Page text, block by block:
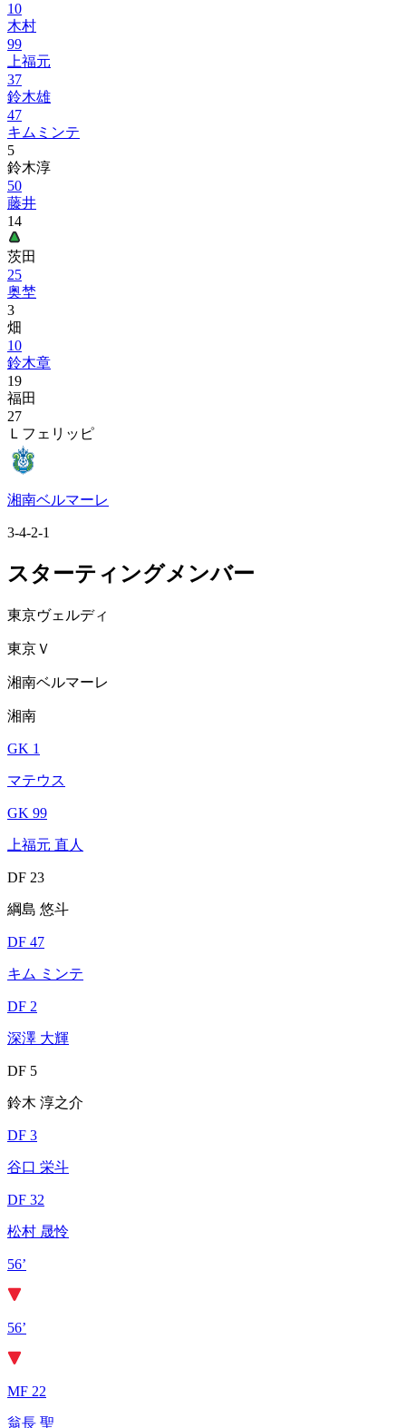
10
木村
99
上福元
37
鈴木雄
47
キムミンテ
5
鈴木淳
50
藤井
14
茨田
25
奥埜
3
畑
10
鈴木章
19
福田
27
Ｌフェリッピ
湘南ベルマーレ
3-4-2-1
スターティングメンバー
東京ヴェルディ
東京Ｖ
湘南ベルマーレ
湘南
GK 1
マテウス
GK 99
上福元 直人
DF 23
綱島 悠斗
DF 47
キム ミンテ
DF 2
深澤 大輝
DF 5
鈴木 淳之介
DF 3
谷口 栄斗
DF 32
松村 晟怜
56’
56’
MF 22
翁長 聖